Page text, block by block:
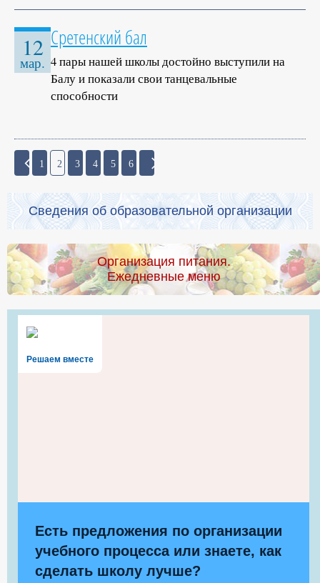
12
мар.
Сретенский бал
4 пары нашей школы достойно выступили на
Балу и показали свои танцевальные
способности
1 2 3 4 5 6
Сведения об образовательной организации
Организация питания.
Ежедневные меню
Решаем вместе
Есть предложения по организации
учебного процесса или знаете, как
сделать школу лучше?